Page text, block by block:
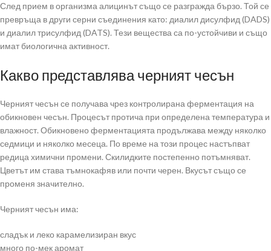
След прием в организма алицинът също се разгражда бързо. Той се
превръща в други серни съединения като: диалил дисулфид (DADS)
и диалил трисулфид (DATS). Тези вещества са по-устойчиви и също
имат биологична активност.
Какво представлява черният чесън
Черният чесън се получава чрез контролирана ферментация на
обикновен чесън. Процесът протича при определена температура и
влажност. Обикновено ферментацията продължава между няколко
седмици и няколко месеца. По време на този процес настъпват
редица химични промени. Скилидките постепенно потъмняват.
Цветът им става тъмнокафяв или почти черен. Вкусът също се
променя значително.
Черният чесън има:
сладък и леко карамелизиран вкус
много по-мек аромат